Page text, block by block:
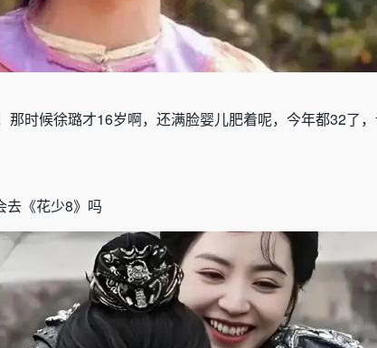
那时候徐璐才16岁啊，还满脸婴儿肥着呢，今年都32了
去 《花少8》 吗